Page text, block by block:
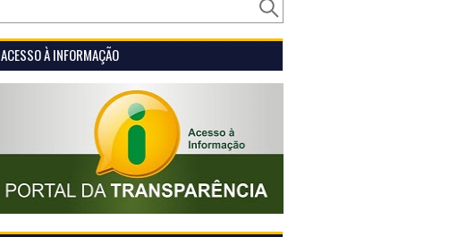
ACESSO À INFORMAÇÃO